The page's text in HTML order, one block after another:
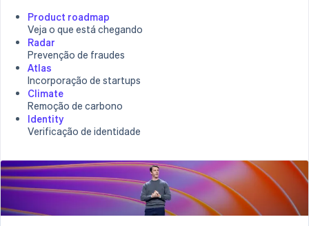
Mais
Product roadmap
Veja o que está chegando
Radar
Prevenção de fraudes
Atlas
Incorporação de startups
Climate
Remoção de carbono
Identity
Verificação de identidade
Product roadmap
Veja o que está chegando
Radar
Prevenção de fraudes
Atlas
Incorporação de startups
Climate
Remoção de carbono
Identity
Verificação de identidade